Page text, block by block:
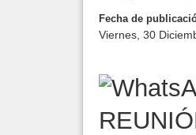
Fecha de
Viernes, 30